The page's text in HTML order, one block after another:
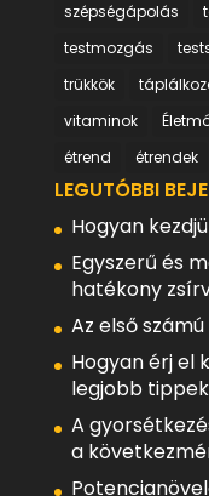
szépségápolás
testmozgás
trükkök
vitaminok
étrend
étrendek
LEGUTÓBBI
Hogyan
Egyszerű és
hatékony
Az első
Hogyan érj el
legjobb tippek
A
a